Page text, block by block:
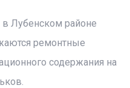
в Лубенском районе
ремонтные
содержания на